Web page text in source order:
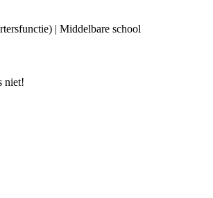
| Middelbare school
niet!